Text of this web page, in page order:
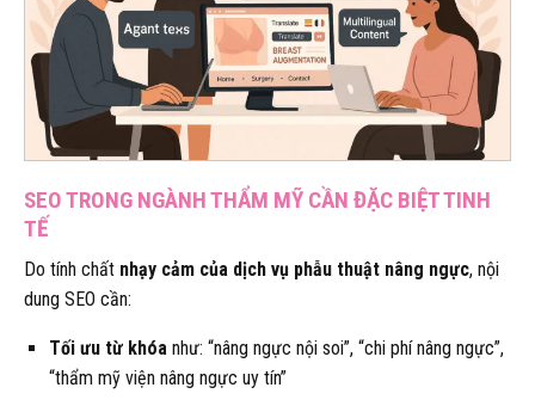
SEO TRONG NGÀNH THẨM MỸ CẦN ĐẶC BIỆT TINH
TẾ
Do tính chất nhạy cảm của dịch vụ phẫu thuật nâng ngực, nội
dung SEO cần:
Tối ưu từ khóanhư: “nâng ngực nội soi”, “chi phí nâng ngực”,
“thẩm mỹ viện nâng ngực uy tín”